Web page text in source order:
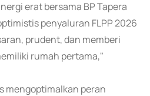
erat bersama BP Tapera
penyaluran FLPP 2026
prudent, dan memberi
rumah pertama,"
mengoptimalkan peran